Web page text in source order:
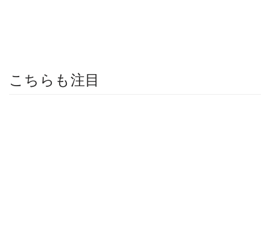
こちらも注目